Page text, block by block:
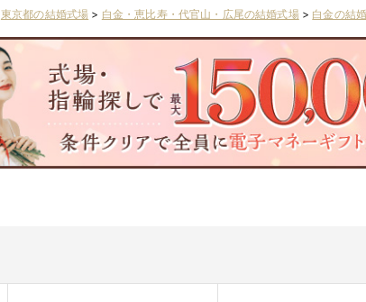
東京都の結婚式場 > 白金・恵比寿・代官山・広尾の結婚式場> 白金の結